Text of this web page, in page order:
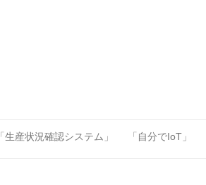
「生産状況確認システム」 「自分でIoT」